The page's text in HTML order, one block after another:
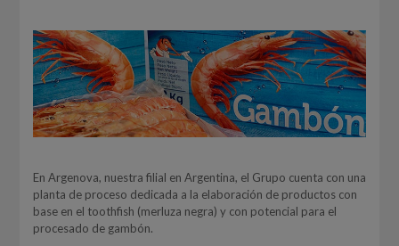
En Argenova, nuestra filial en Argentina, el Grupo cuenta con una
planta de proceso dedicada a la elaboración de productos con
base en el toothfish (merluza negra) y con potencial para el
procesado de gambón.